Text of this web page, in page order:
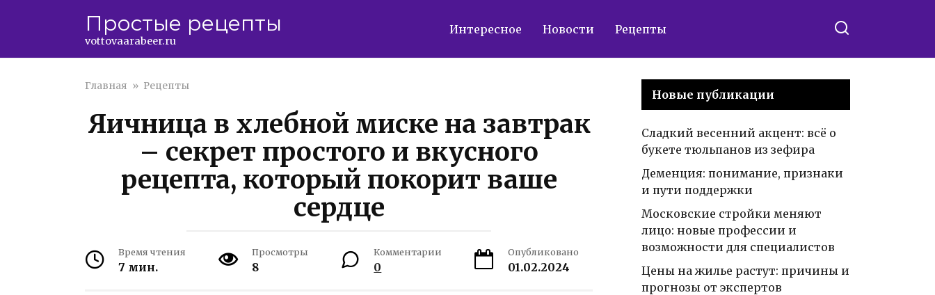
Простые рецепты
vottovaarabeer.ru
Интересное Новости Рецепты
Главная » Рецепты
Яичница в хлебной миске на завтрак
– секрет простого и вкусного
рецепта, который покорит ваше
сердце
Время чтения
7 мин.
Просмотры
8
Комментарии
0
Опубликовано
01.02.2024
Новые публикации
Сладкий весенний акцент: всё о
букете тюльпанов из зефира
Деменция: понимание, признаки
и пути поддержки
Московские стройки меняют
лицо: новые профессии и
возможности для специалистов
Цены на жилье растут: причины и
прогнозы от экспертов